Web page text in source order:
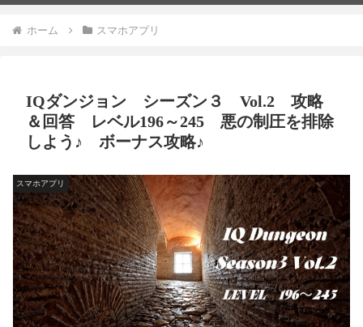
ホーム スマホアプリ
IQダンジョン シーズン３ Vol.2 攻略
＆回答 レベル196～245 悪の制圧を排除
しよう♪ ボーナス攻略♪
スマホアプリ